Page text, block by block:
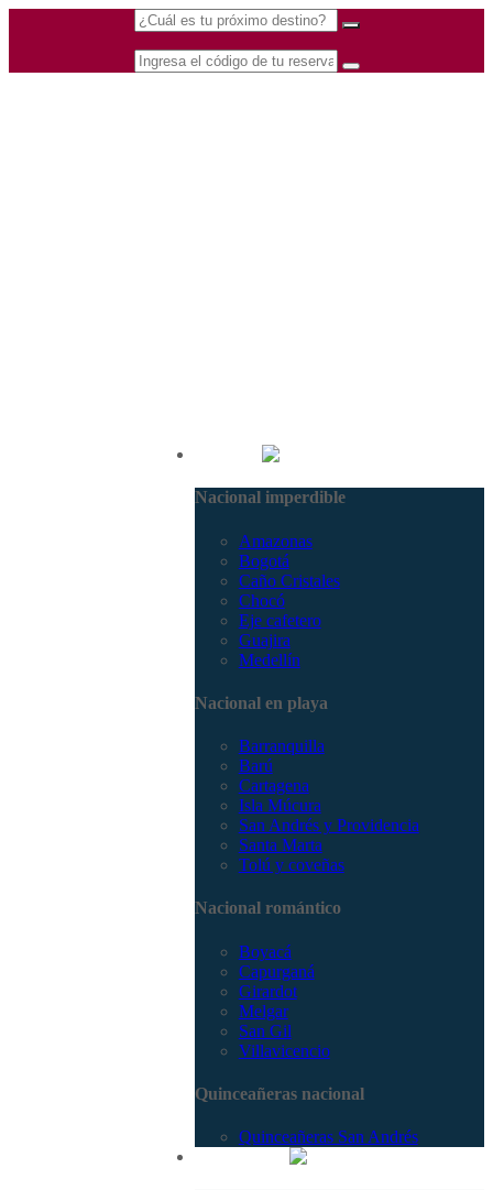
Nacional imperdible
Amazonas
Bogotá
Caño Cristales
Chocó
Eje cafetero
Guajira
Medellín
Nacional en playa
Barranquilla
Barú
Cartagena
Isla Múcura
San Andrés y Providencia
Santa Marta
Tolú y coveñas
Nacional romántico
Boyacá
Capurganá
Girardot
Melgar
San Gil
Villavicencio
Quinceañeras nacional
Quinceañeras San Andrés